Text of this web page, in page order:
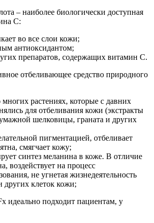
– наиболее биологически доступная
С:
во все слои кожи;
антиоксидантом;
препаратов, содержащих витамин С.
отбеливающее средство природного
многих растениях, которые с давних
для отбеливания кожи (экстракты
шелковицы, граната и других
пигментацией, отбеливает
смягчает кожу;
синтез меланина в коже. В отличие
воздействует на процесс
не угнетая жизнедеятельность
других клеток кожи;
идеально подходит пациентам, у